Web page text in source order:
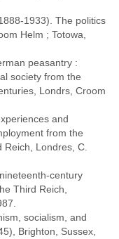
1933). The politics
Helm ; Totowa,
peasantry :
society from the
Londrs, Croom
and
from the
Londres, C.
century
Third Reich,
socialism, and
Brighton, Sussex,